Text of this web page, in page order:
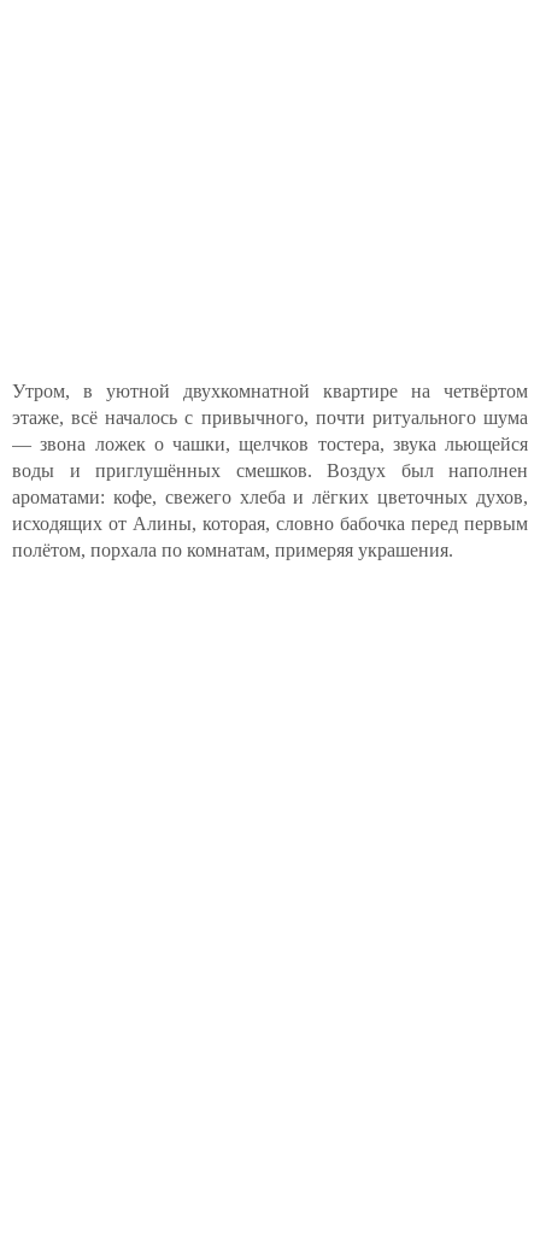
Утром, в уютной двухкомнатной квартире на четвёртом
этаже, всё началось с привычного, почти ритуального шума
— звона ложек о чашки, щелчков тостера, звука льющейся
воды и приглушённых смешков. Воздух был наполнен
ароматами: кофе, свежего хлеба и лёгких цветочных духов,
исходящих от Алины, которая, словно бабочка перед первым
полётом, порхала по комнатам, примеряя украшения.